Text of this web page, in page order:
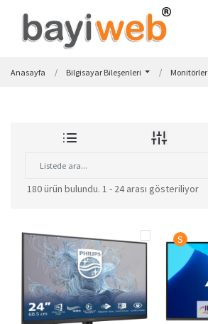
Anasayfa Bilgisayar Bileşenleri Monitörler
180 ürün bulundu. 1 - 24 arası gösteriliyor
S